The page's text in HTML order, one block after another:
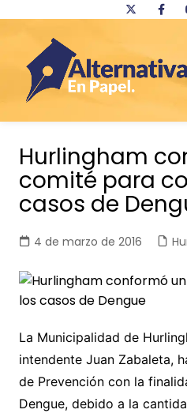
contenido
Hurlingham
comité para
casos de
4 de marzo de 2016
La Municipalidad de
intendente Juan Zabaleta,
de Prevención con la
Dengue, debido a la